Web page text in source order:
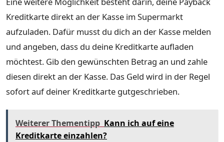
Kreditkarte direkt an der Kasse im Supermarkt
aufzuladen. Dafür musst du dich an der Kasse melden
und angeben, dass du deine Kreditkarte aufladen
möchtest. Gib den gewünschten Betrag an und zahle
diesen direkt an der Kasse. Das Geld wird in der Regel
sofort auf deiner Kreditkarte gutgeschrieben.
Weiterer Thementipp Kann ich auf eine
Kreditkarte einzahlen?